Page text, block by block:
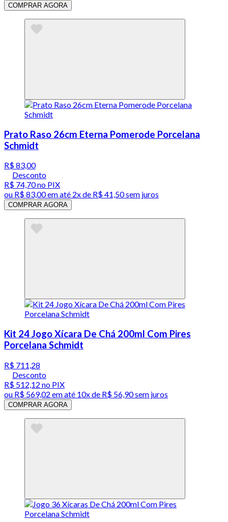
COMPRAR AGORA
Prato Raso 26cm Eterna Pomerode Porcelana
Schmidt
R$ 83,00
Desconto
R$ 74,70no PIX
ou R$ 83,00em até 2x de R$ 41,50 sem juros
COMPRAR AGORA
Kit 24 Jogo Xícara De Chá 200ml Com Pires
Porcelana Schmidt
R$ 711,28
Desconto
R$ 512,12 no PIX
ou R$ 569,02 em até 10x de R$ 56,90 sem juros
COMPRAR AGORA